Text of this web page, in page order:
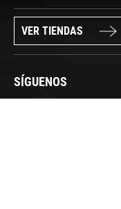
VER TIENDAS
SÍGUENOS